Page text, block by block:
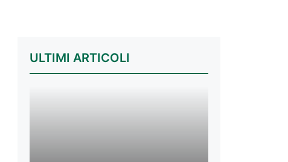
ULTIMI ARTICOLI